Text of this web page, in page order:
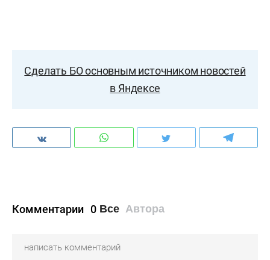
Сделать БО основным источником новостей
в Яндексе
Комментарии 0 Все Автора